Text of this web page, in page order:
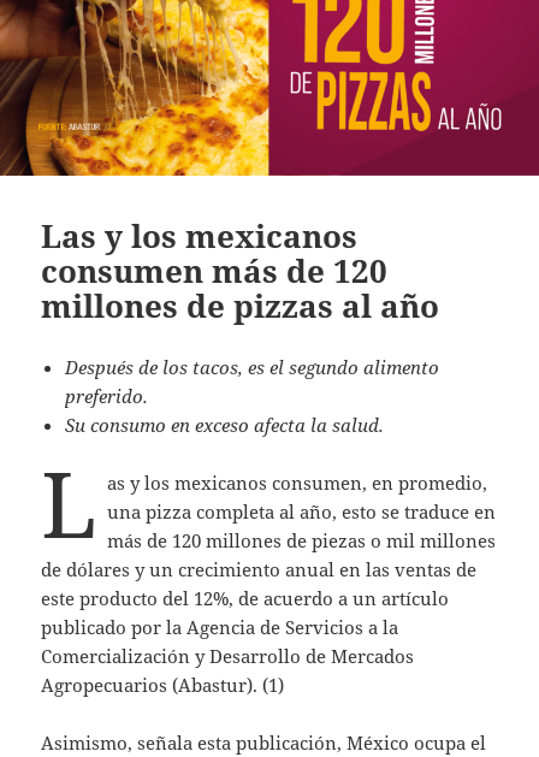
Las y los mexicanos
consumen más de 120
millones de pizzas al año
Después de los tacos, es el segundo alimento
preferido.
Su consumo en exceso afecta la salud.
L as y los mexicanos consumen, en promedio,
una pizza completa al año, esto se traduce en
más de 120 millones de piezas o mil millones
de dólares y un crecimiento anual en las ventas de
este producto del 12%, de acuerdo a un artículo
publicado por la Agencia de Servicios a la
Comercialización y Desarrollo de Mercados
Agropecuarios (Abastur). (1)
Asimismo, señala esta publicación, México ocupa el